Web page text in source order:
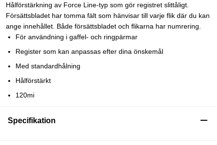
Hålförstärkning av Force Line-typ som gör registret slittåligt.
Försättsbladet har tomma fält som hänvisar till varje flik där du kan
ange innehållet. Både försättsbladet och flikarna har numrering.
För användning i gaffel- och ringpärmar
Register som kan anpassas efter dina önskemål
Med standardhålning
Hålförstärkt
120mi
Specifikation